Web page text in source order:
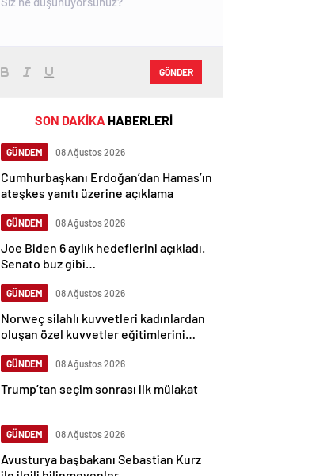
GÖNDER
SON DAKİKA HABERLERİ
GÜNDEM 08 Ağustos 2026
Cumhurbaşkanı Erdoğan’dan Hamas’ın
ateşkes yanıtı üzerine açıklama
GÜNDEM 08 Ağustos 2026
Joe Biden 6 aylık hedeflerini açıkladı.
Senato buz gibi…
GÜNDEM 08 Ağustos 2026
Norweç silahlı kuvvetleri kadınlardan
oluşan özel kuvvetler eğitimlerini
GÜNDEM 08 Ağustos 2026
Trump’tan seçim sonrası ilk mülakat
GÜNDEM 08 Ağustos 2026
Avusturya başbakanı Sebastian Kurz